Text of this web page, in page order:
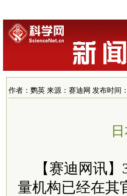
作者：鹦英 来源：赛迪网 发布时间
【赛迪网讯
量机构已经在其